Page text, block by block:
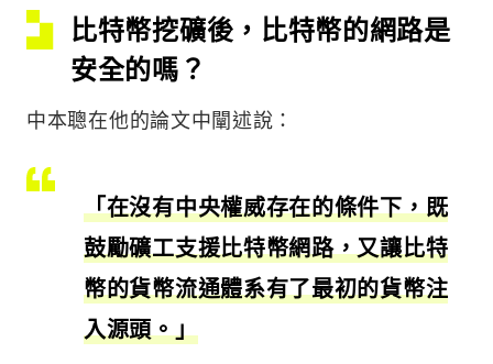
比特幣挖礦後，比特幣的網路是
安全的嗎？
中本聰在他的論文中闡述說：
「在沒有中央權威存在的條件下，既
鼓勵礦工支援比特幣網路，又讓比特
幣的貨幣流通體系有了最初的貨幣注
入源頭。」